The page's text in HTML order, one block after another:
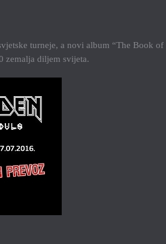
turneje, a novi album “The Book of
zemalja diljem svijeta.